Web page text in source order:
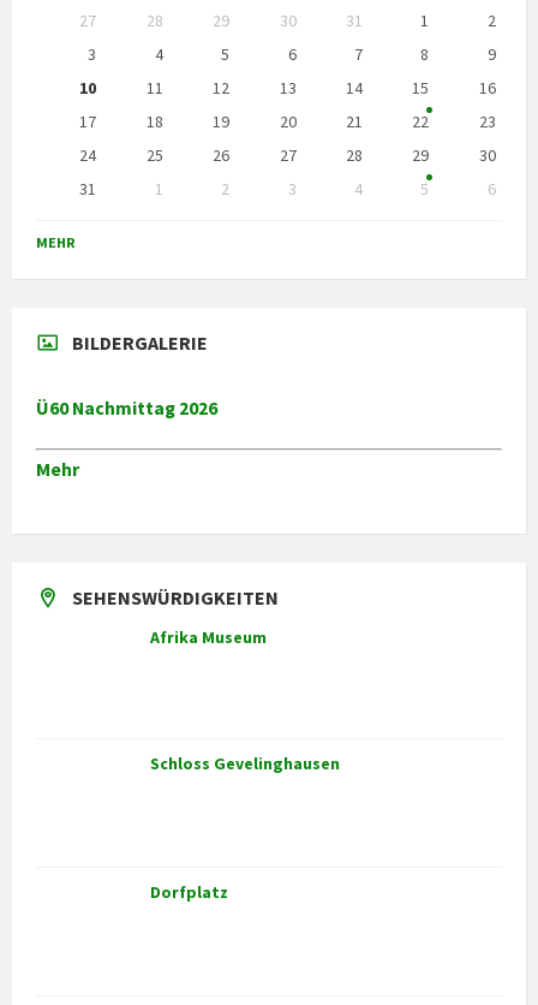
Kalendertage
überspringen
27 28 29 30 31 1
2
3
4 5 6 7 8
9
10
11 12 13 14 15
16
17
18 19 20 21 22
23
24
25 26 27 28 29
30
31
1 2 3 4 5
6
zu
den
MEHR
BILDERGALERIE
Ü60 Nachmittag 2026
Mehr
SEHENSWÜRDIGKEITEN
Afrika Museum
Schloss Gevelinghausen
Dorfplatz